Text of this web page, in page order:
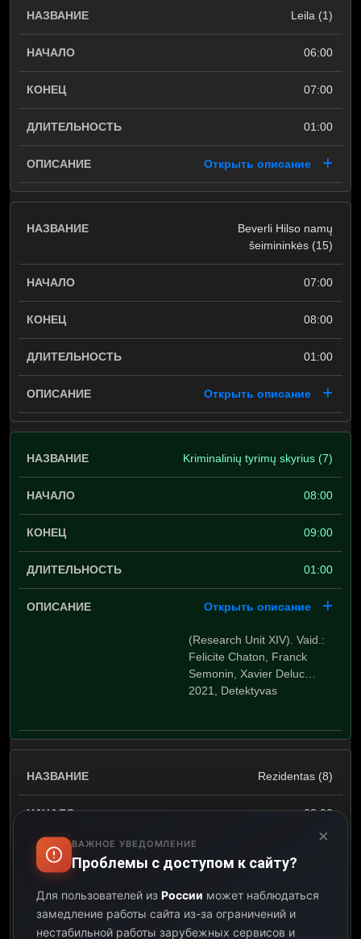
Leila (1)
06:00
07:00
01:00
Открыть описание
Beverli Hilso namų
šeimininkės (15)
07:00
08:00
01:00
Открыть описание
Kriminalinių tyrimų skyrius (7)
08:00
09:00
01:00
Открыть описание
(Research Unit XIV). Vaid.:
Felicite Chaton, Franck
Semonin, Xavier Deluc…
2021, Detektyvas
Rezidentas (8)
09:00
Открыть описание
×
ВАЖНОЕ УВЕДОМЛЕНИЕ
Проблемы с доступом к сайту?
Для пользователей из России может наблюдаться
замедление работы сайта из-за ограничений и
нестабильной работы зарубежных сервисов и